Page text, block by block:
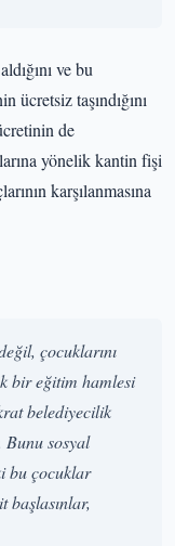
ve bu
taşındığını
de
yönelik kantin fişi
karşılanmasına
çocuklarını
bir eğitim hamlesi
belediyecilik
Bunu sosyal
bu çocuklar
başlasınlar,